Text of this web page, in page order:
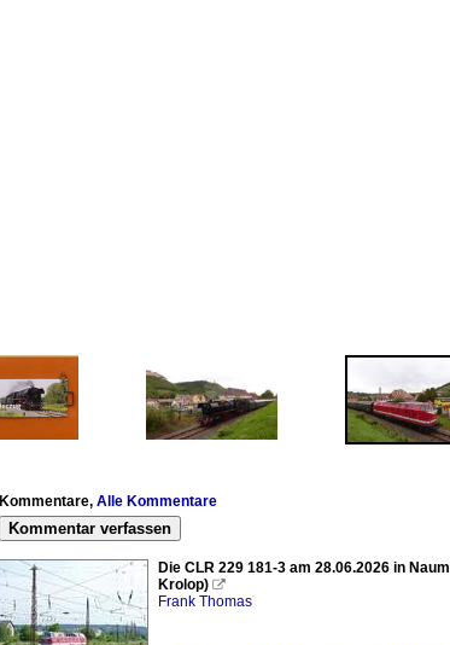
Kommentare, Alle Kommentare
Kommentar verfassen
Die CLR 229 181-3 am 28.06.2026 in
Krolop) 
Frank Thomas